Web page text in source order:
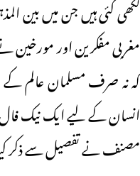
لکھی گئی ہیں جن میں بین
مغربی مفکرین اور مورخین
کہ نہ صرف مسلمان عالم
انسان کے لیے ایک نیک
مصنف نے تفصیل سے ذکر